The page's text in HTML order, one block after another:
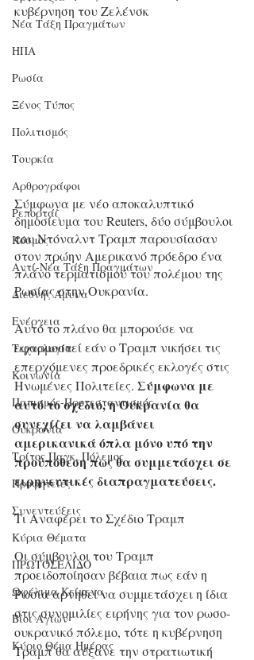
Νέα Τάξη Πραγμάτων
ΗΠΑ
Ρωσία
Ξένος Τύπος
Πολιτισμός
Τουρκία
Αρθρογράφοι
Ρεπορτάζ
Κόσμος
Αντί-Νέα Τάξη Πραγμάτων
Διεθνής Άμυνα
Ενέργεια
Τεχνολογία
Κοινωνία
Παπισμός-Προτεσταντισμός
Ουκρανία
Τρίτος Παγκ. Πόλεμος
Προφητείες
Συνεντεύξεις
Κύρια Θέματα
ΠΡΩΤΟΣΕΛΙΔΟ
Ωφέλιμα Κείμενα
Βίοι Αγίων
Κύριο Θέμα Ημέρας
κυβέρνηση του Ζελένσκ
Σύμφωνα με νέο αποκαλυπτικό
δημοσίευμα του Reuters, δύο σύμβουλοι
του Ντόναλντ Τραμπ παρουσίασαν
στον πρώην Αμερικανό πρόεδρο ένα
πλάνο τερματισμού του πολέμου της
Ρωσίας στην Ουκρανία.
Αυτό το πλάνο θα μπορούσε να
εφαρμοστεί εάν ο Τραμπ νικήσει τις
επερχόμενες προεδρικές εκλογές στις
Ηνωμένες Πολιτείες. Σύμφωνα με
αυτό το σχέδιο, η Ουκρανία θα
συνεχίζει να λαμβάνει
αμερικανικά όπλα μόνο υπό την
προϋπόθεση πως θα συμμετάσχει σε
ειρηνευτικές διαπραγματεύσεις.
Τι Αναφέρει το Σχέδιο Τραμπ
Οι σύμβουλοι του Τραμπ
προειδοποίησαν βέβαια πως εάν η
Ρωσία αρνηθεί να συμμετάσχει η ίδια
στις συνομιλίες ειρήνης για τον ρωσο-
ουκρανικό πόλεμο, τότε η κυβέρνηση
Τραμπ θα αύξανε την στρατιωτική